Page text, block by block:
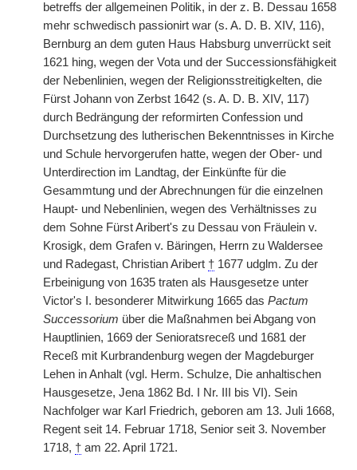
betreffs der allgemeinen Politik, in der z. B. Dessau 1658
mehr schwedisch passionirt war (s. A. D. B. XIV, 116),
Bernburg an dem guten Haus Habsburg unverrückt seit
1621 hing, wegen der Vota und der Successionsfähigkeit
der Nebenlinien, wegen der Religionsstreitigkelten, die
Fürst Johann von Zerbst 1642 (s. A. D. B. XIV, 117)
durch Bedrängung der reformirten Confession und
Durchsetzung des lutherischen Bekenntnisses in Kirche
und Schule hervorgerufen hatte, wegen der Ober- und
Unterdirection im Landtag, der Einkünfte für die
Gesammtung und der Abrechnungen für die einzelnen
Haupt- und Nebenlinien, wegen des Verhältnisses zu
dem Sohne Fürst Aribert's zu Dessau von Fräulein v.
Krosigk, dem Grafen v. Bäringen, Herrn zu Waldersee
und Radegast, Christian Aribert † 1677 udglm. Zu der
Erbeinigung von 1635 traten als Hausgesetze unter
Victor's I. besonderer Mitwirkung 1665 das Pactum
Successorium über die Maßnahmen bei Abgang von
Hauptlinien, 1669 der Senioratsreceß und 1681 der
Receß mit Kurbrandenburg wegen der Magdeburger
Lehen in Anhalt (vgl. Herm. Schulze, Die anhaltischen
Hausgesetze, Jena 1862 Bd. I Nr. III bis VI). Sein
Nachfolger war Karl Friedrich, geboren am 13. Juli 1668,
Regent seit 14. Februar 1718, Senior seit 3. November
1718, † am 22. April 1721.